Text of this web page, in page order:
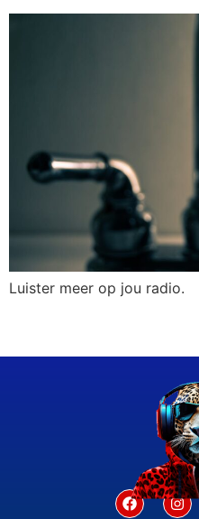
Luister meer op jou radio.